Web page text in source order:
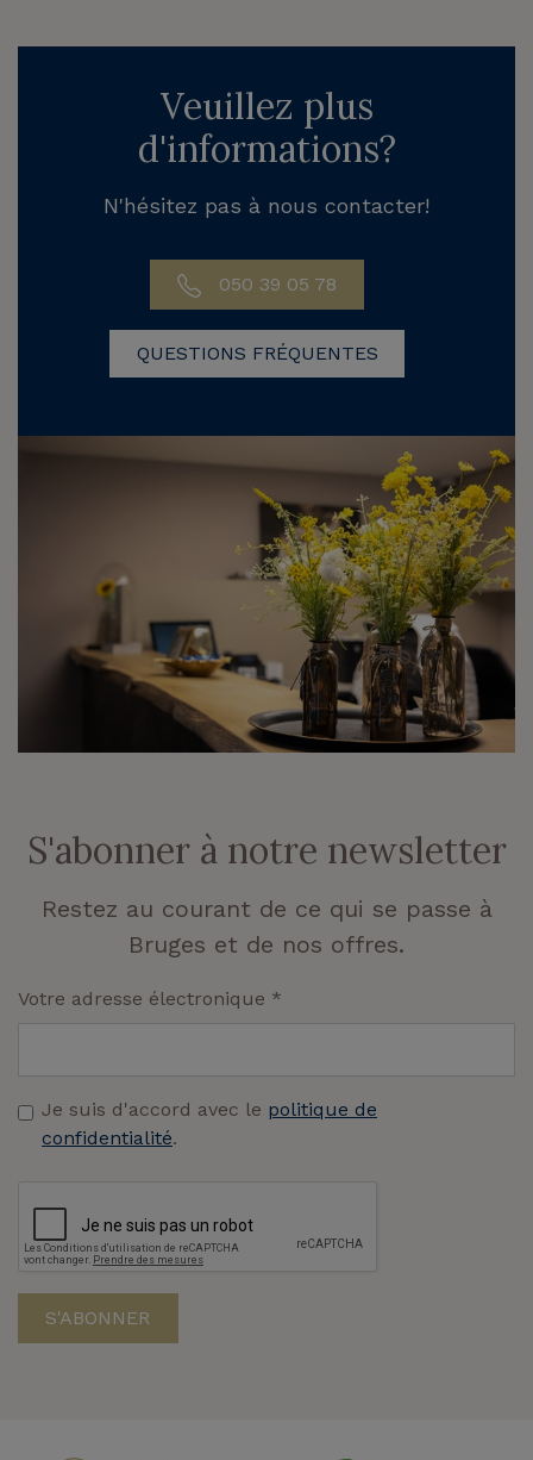
Veuillez plus
d'informations?
N'hésitez pas à nous contacter!
050 39 05 78
QUESTIONS FRÉQUENTES
S'abonner à notre newsletter
Restez au courant de ce qui se passe à
Bruges et de nos offres.
Votre adresse électronique *
Je suis d'accord avec le politique de
confidentialité.